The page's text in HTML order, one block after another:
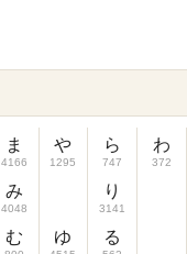
ま
4166
み
4048
む
や
1295
ゆ
ら
747
り
3141
る
わ
372